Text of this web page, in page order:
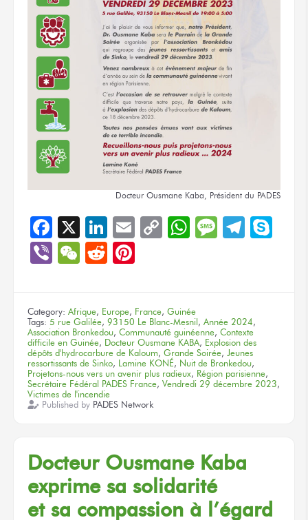
Docteur Ousmane Kaba, Président du PADES
Facebook
X LinkedIn
EmailCopyWhatsApp
Message
ViberWeChat
Reddit
Category: Afrique, Europe, France, Guinée
Tags: 5 rue Galilée, 93150 Le Blanc-Mesnil , Année 2024,
Association Bronkedou, Communauté guinéenne, Contexte
difficile en Guinée, Docteur Ousmane KABA, Explosion des
dépôts d'hydrocarbure de Kaloum, Grande Soirée, Jeunes
ressortissants de Sinko, Lamine KONÉ, Nuit de Bronkedou,
Projetons-nous vers un avenir plus radieux, Région parisienne,
Secrétaire Fédéral PADES France, Vendredi 29 décembre 2023,
Victimes de l'incendie
Published by PADES Network
Docteur Ousmane Kaba
exprime sa solidarité
et sa compassion à l’égard